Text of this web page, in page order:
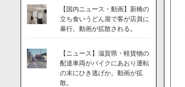
【国内ニュース・動画】新橋の
立ち食いうどん屋で客が店員に
暴行。動画が拡散される。
【ニュース】滋賀県・軽貨物の
配達車両がバイクにあおり運転
の末にひき逃げか。動画が拡
散。